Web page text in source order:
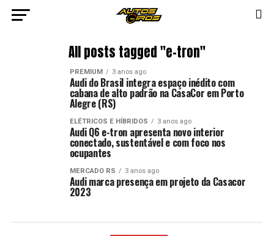
All posts tagged "e-tron"
PREMIUM 3 anos ago
Audi do Brasil integra espaço inédito com
cabana de alto padrão na CasaCor em Porto
Alegre (RS)
ELÉTRICOS E HÍBRIDOS 3 anos ago
Audi Q6 e-tron apresenta novo interior
conectado, sustentável e com foco nos
ocupantes
MERCADO RS 3 anos ago
Audi marca presença em projeto da Casacor
2023